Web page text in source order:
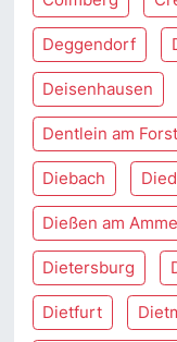
Deggendorf
Deisenhausen
Dentlein am Forst
Diebach
Dießen am
Dietersburg
Dietfurt